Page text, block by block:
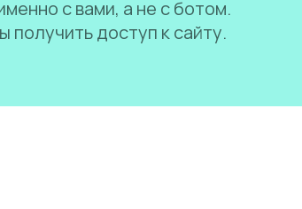
с вами, а не с ботом.
получить доступ к сайту.